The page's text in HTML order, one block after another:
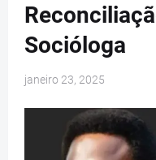
Socióloga
janeiro 23, 2025